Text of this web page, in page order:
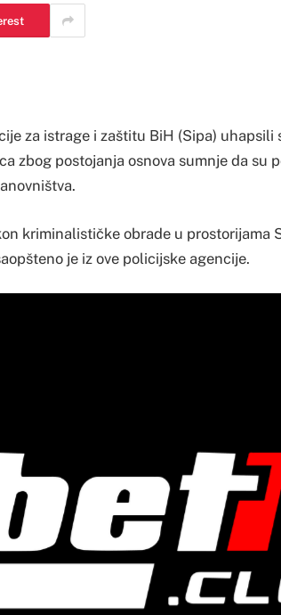
za istrage i zaštitu BiH (Sipa) uhapsili
zbog postojanja osnova sumnje da su
kriminalističke obrade u prostorijama
je iz ove policijske agencije.